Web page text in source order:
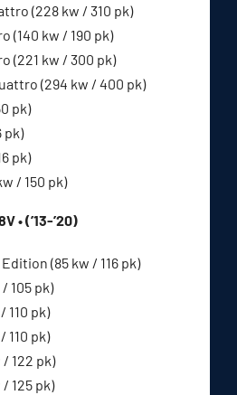
(228 kw / 310 pk)
(140 kw / 190 pk)
(221 kw / 300 pk)
(294 kw / 400 pk)
pk)
pk)
pk)
/ 150 pk)
• (’13-’20)
(85 kw / 116 pk)
/ 105 pk)
110 pk)
110 pk)
/ 122 pk)
/ 125 pk)